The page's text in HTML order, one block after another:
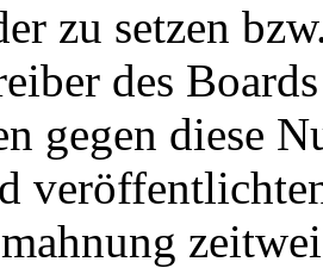
zu setzen
des
gegen diese